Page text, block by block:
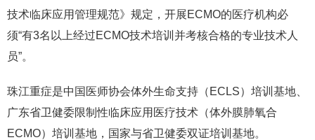
技术临床应用管理规范》规定，开展ECMO的医疗机构必
须“有3名以上经过ECMO技术培训并考核合格的专业技术人
员”。
珠江重症是中国医师协会体外生命支持（ECLS）培训基地、
广东省卫健委限制性临床应用医疗技术（体外膜肺氧合
ECMO）培训基地，国家与省卫健委双证培训基地。